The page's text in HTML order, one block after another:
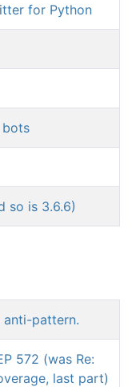
for Python
bots
so is 3.6.6)
anti-pattern.
572 (was Re:
last part)